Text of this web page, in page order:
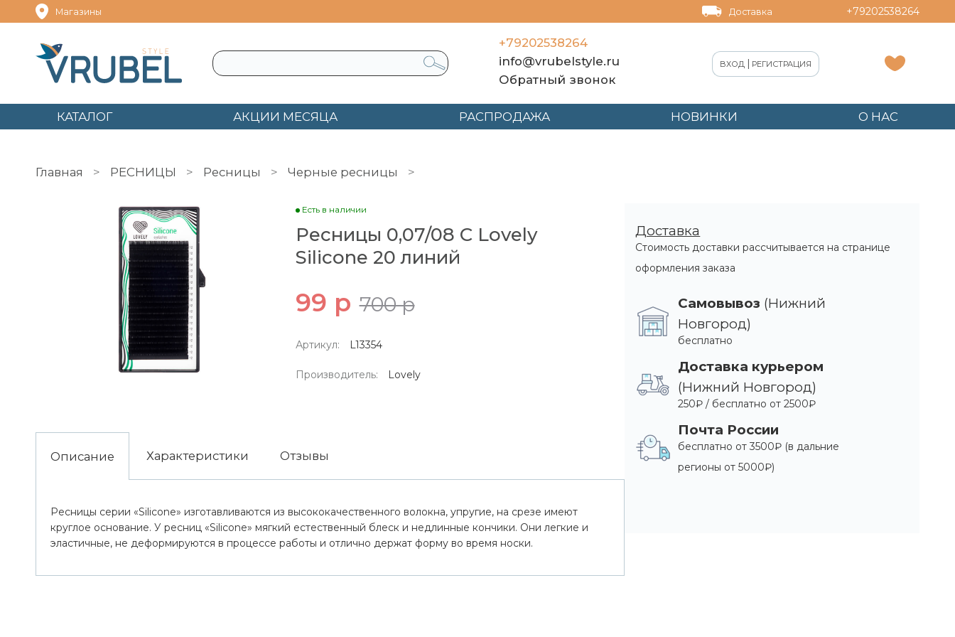
Магазины Доставка +79202538264
+79202538264
info@vrubelstyle.ru
Обратный звонок
ВХОД |РЕГИСТРАЦИЯ
КАТАЛОГ АКЦИИ МЕСЯЦА РАСПРОДАЖА НОВИНКИ О НАС
Главная РЕСНИЦЫ Ресницы Черные ресницы
Есть в наличии
Ресницы 0,07/08 C Lovely
Silicone 20 линий
99 р 700 р
Артикул: L13354
Производитель: Lovely
Описание Характеристики Отзывы
Ресницы серии «Silicone» изготавливаются из высококачественного волокна, упругие, на срезе имеют
круглое основание. У ресниц «Silicone» мягкий естественный блеск и недлинные кончики. Они легкие и
эластичные, не деформируются в процессе работы и отлично держат форму во время носки.
Доставка
Стоимость доставки рассчитывается на странице
оформления заказа
Самовывоз (Нижний
Новгород)
бесплатно
Доставка курьером
(Нижний Новгород)
250₽ / бесплатно от 2500₽
Почта России
бесплатно от 3500₽ (в дальние
регионы от 5000₽)